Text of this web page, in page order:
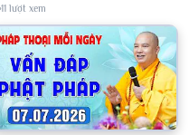
11 lượt xem